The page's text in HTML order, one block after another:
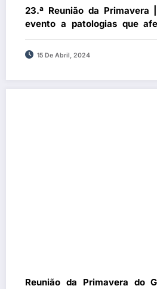
23.ª Reunião da Primavera
evento a patologias que
dos portugueses
15 De Abril, 2024
Reunião da Primavera do